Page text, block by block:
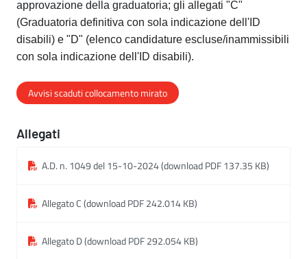
approvazione della graduatoria; gli all egati "C"
(Graduatoria definitiva con sola indicazione dell'ID
disabili) e "D" (elenco candidature escluse/inammissibili
con sola indicazione dell'ID disabili).
Avvisi scaduti collocamento mirato
Allegati
A.D. n. 1049 del 15-10-2024 (download PDF 137.35 KB)
Allegato C (download PDF 242.014 KB)
Allegato D (download PDF 292.054 KB)